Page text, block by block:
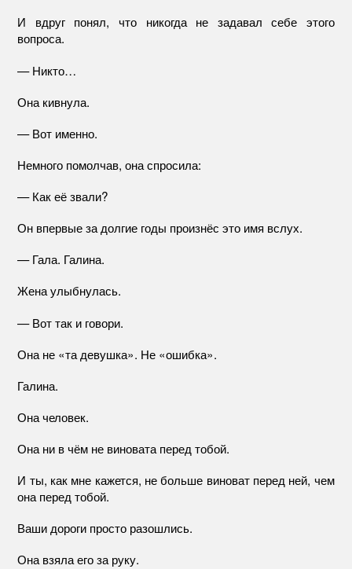
И вдруг понял, что никогда не задавал себе этого
вопроса.
— Никто…
Она кивнула.
— Вот именно.
Немного помолчав, она спросила:
— Как её звали?
Он впервые за долгие годы произнёс это имя вслух.
— Гала. Галина.
Жена улыбнулась.
— Вот так и говори.
Она не «та девушка». Не «ошибка».
Галина.
Она человек.
Она ни в чём не виновата перед тобой.
И ты, как мне кажется, не больше виноват перед ней, чем
она перед тобой.
Ваши дороги просто разошлись.
Она взяла его за руку.